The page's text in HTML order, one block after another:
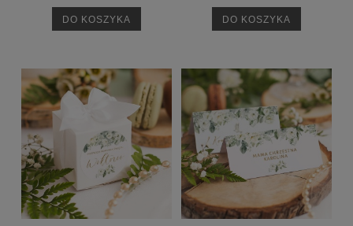
DO KOSZYKA DO KOSZYKA